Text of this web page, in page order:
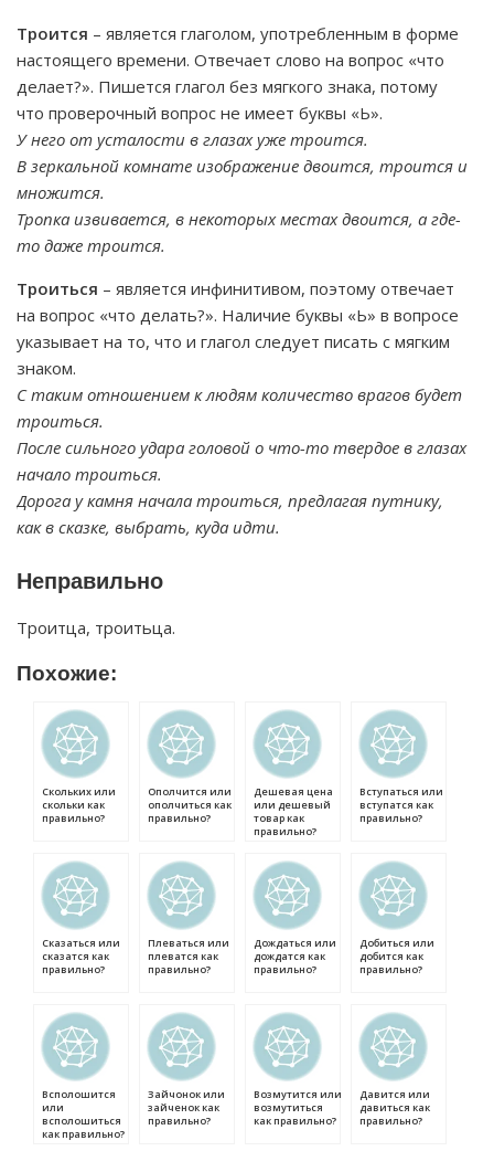
Троится – является глаголом, употребленным в форме
настоящего времени. Отвечает слово на вопрос «что
делает?». Пишется глагол без мягкого знака, потому
что проверочный вопрос не имеет буквы «Ь».
У него от усталости в глазах уже троится.
В зеркальной комнате изображение двоится, троится и
множится.
Тропка извивается, в некоторых местах двоится, а где-
то даже троится.
Троиться – является инфинитивом, поэтому отвечает
на вопрос «что делать?». Наличие буквы «Ь» в вопросе
указывает на то, что и глагол следует писать с мягким
знаком.
С таким отношением к людям количество врагов будет
троиться.
После сильного удара головой о что-то твердое в глазах
начало троиться.
Дорога у камня начала троиться, предлагая путнику,
как в сказке, выбрать, куда идти.
Неправильно
Троитца, троитьца.
Похожие:
Скольких или
скольки как
правильно?
Ополчится или
ополчиться как
правильно?
Дешевая цена
или дешевый
товар как
правильно?
Вступаться или
вступатся как
правильно?
Сказаться или
сказатся как
правильно?
Плеваться или
плеватся как
правильно?
Дождаться или
дождатся как
правильно?
Добиться или
добится как
правильно?
Всполошится
или
всполошиться
как правильно?
Зайчонок или
зайченок как
правильно?
Возмутится или
возмутиться
как правильно?
Давится или
давиться как
правильно?